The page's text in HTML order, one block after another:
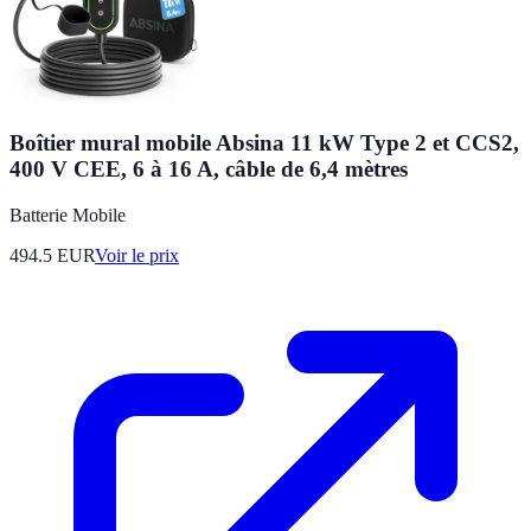
Boîtier mural mobile Absina 11 kW Type 2 et CCS2,
400 V CEE, 6 à 16 A, câble de 6,4 mètres
Batterie Mobile
494.5 EURVoir le prix